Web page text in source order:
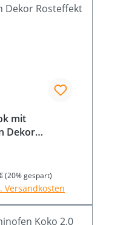
mit
Dekor
Preis:
(20% gespart)
Versandkosten